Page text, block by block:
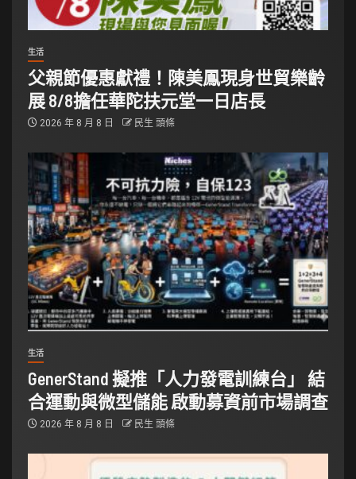
生活
父親節優惠獻禮！陳美鳳現身世貿樂齡
展 8/8擔任華陀扶元堂一日店長
2026 年 8 月 8 日 民生 頭條
生活
GenerStand 擬推「人力發電訓練台」 結
合運動與微型儲能 啟動募資前市場調查
2026 年 8 月 8 日 民生 頭條